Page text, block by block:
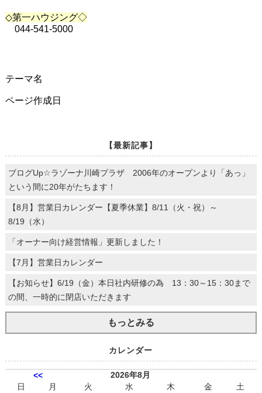
◇第一ハウジング◇
044-541-5000
テーマ名
ページ作成日
【最新記事】
ブログUp☆ラゾーナ川崎プラザ 2006年のオープンより「あっ」
という間に20年がたちます！
【8月】営業日カレンダー【夏季休業】8/11（火・祝）～
8/19（水）
「オーナー向け経営情報」更新しました！
【7月】営業日カレンダー
【お知らせ】6/19（金）本日社内研修の為 13：30～15：30まで
の間、一時的に閉店いただきます
もっとみる
カレンダー
<<
2026年8月
日
月 火 水 木 金
土